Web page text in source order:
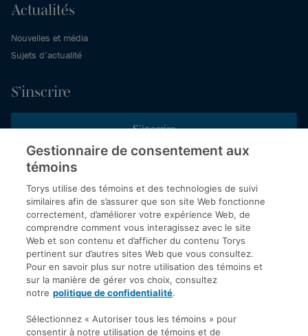
Actualités
Nouvelles et média
Sujets d’actualité
S’inscrire
S’inscrire
Inscrivez-vous aux publications de Torys pour recevoir nos derniers
commentaires, notre calendrier de webinaires et d’événements et
plus encore.
© 2026 Société d'avocats Torys S.E.N.C.R.L. Tous droits
réservés.
Politique de protection des renseignements personnels
Droit d’auteur
Avis de non-responsabilité
Gestionnaire de consentement aux
témoins
Torys utilise des témoins et des technologies de suivi
similaires afin de s’assurer que son site Web fonctionne
correctement, d’améliorer votre expérience Web, de
comprendre comment vous interagissez avec le site
Web et son contenu et d’afficher du contenu Torys
pertinent sur d’autres sites Web que vous consultez.
Pour en savoir plus sur notre utilisation des témoins et
sur la manière de gérer vos choix, consultez
notre politique de confidentialité.
Sélectionnez « Autoriser tous les témoins » pour
consentir à notre utilisation de témoins et de